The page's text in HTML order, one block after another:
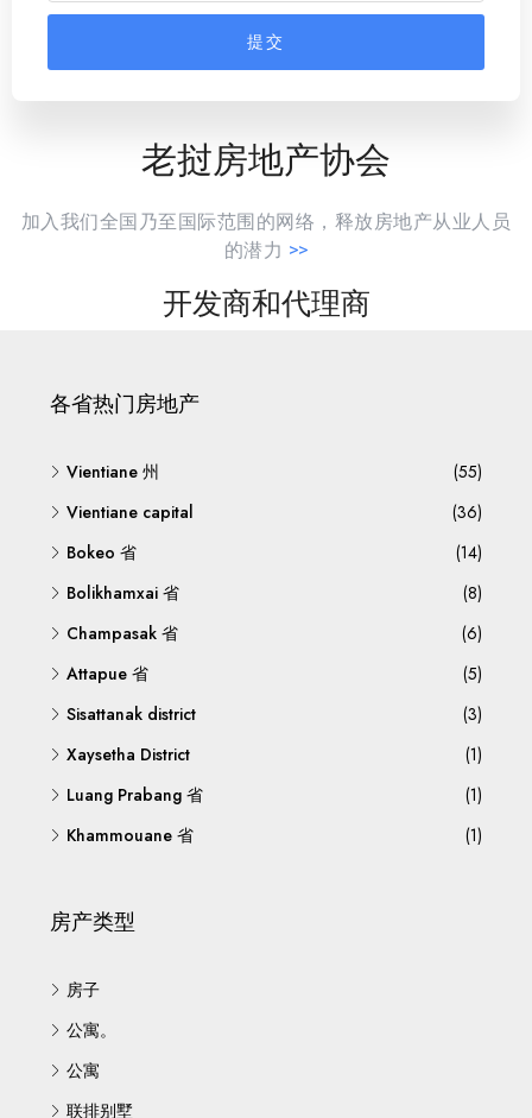
提交
老挝房地产协会
加入我们全国乃至国际范围的网络，释放房地产从业人员
的潜力 >>
开发商和代理商
各省热门房地产
Vientiane 州
(55)
Vientiane capital
(36)
Bokeo 省
(14)
Bolikhamxai 省
(8)
Champasak 省
(6)
Attapue 省
(5)
Sisattanak district
(3)
Xaysetha District
(1)
Luang Prabang 省
(1)
Khammouane 省
(1)
房产类型
房子
公寓。
公寓
联排别墅